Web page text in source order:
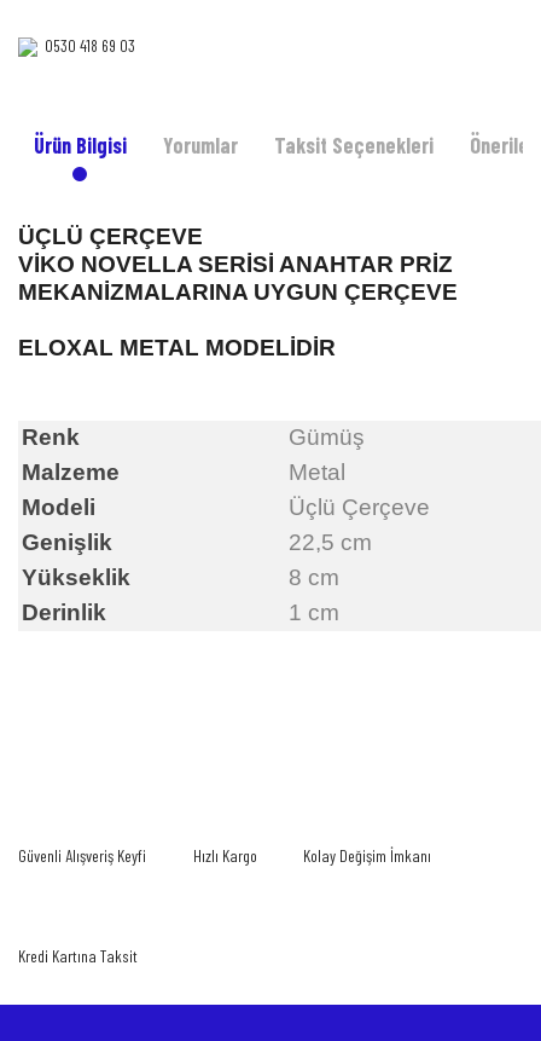
0530 418 69 03‎‎
Ürün Bilgisi Yorumlar Taksit Seçenekleri
ÜÇLÜ ÇERÇEVE
VİKO NOVELLA SERİSİ ANAHTAR PRİZ
MEKANİZMALARINA UYGUN ÇERÇEVE
ELOXAL METAL MODELİDİR
Renk
Gümüş
Malzeme
Metal
Modeli
Üçlü Çerçeve
Genişlik
22,5 cm
Yükseklik
8 cm
Derinlik
1 cm
Ürün açıklamasında eksik bilgiler bulunuyor.
Güvenli Alışveriş Keyfi Hızlı Kargo Kolay Değişim İmkanı
Kredi Kartına Taksit